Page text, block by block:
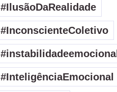
#IlusãoDaRealidade
#InconscienteColetivo
#instabilidadeemocional
#InteligênciaEmocional